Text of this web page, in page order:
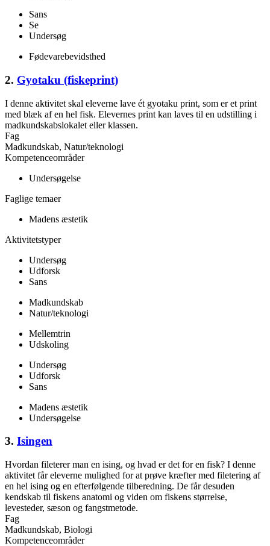
Sans
Se
Undersøg
Fødevarebevidsthed
2. Gyotaku (fiskeprint)
I denne aktivitet skal eleverne lave ét gyotaku print, som er et print
med blæk af en hel fisk. Elevernes print kan laves til en udstilling i
madkundskabslokalet eller klassen.
Fag
Madkundskab, Natur/teknologi
Kompetenceområder
Undersøgelse
Faglige temaer
Madens æstetik
Aktivitetstyper
Undersøg
Udforsk
Sans
Madkundskab
Natur/teknologi
Mellemtrin
Udskoling
Undersøg
Udforsk
Sans
Madens æstetik
Undersøgelse
3. Isingen
Hvordan fileterer man en ising, og hvad er det for en fisk? I denne
aktivitet får eleverne mulighed for at prøve kræfter med filetering af
en hel ising og en efterfølgende tilberedning. De får desuden
kendskab til fiskens anatomi og viden om fiskens størrelse,
levesteder, sæson og fangstmetode.
Fag
Madkundskab, Biologi
Kompetenceområder